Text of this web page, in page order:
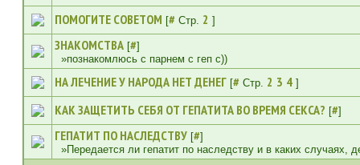
ПОМОГИТЕ СОВЕТОМ [# Стр. 2 ]
ЗНАКОМСТВА [#]
»познакомлюсь с парнем с геп с))
НА ЛЕЧЕНИЕ У НАРОДА НЕТ ДЕНЕГ [# Стр. 2 3 4 ]
КАК ЗАЩЕТИТЬ СЕБЯ ОТ ГЕПАТИТА ВО ВРЕМЯ СЕКСА? [#]
ГЕПАТИТ ПО НАСЛЕДСТВУ [#]
»Передается ли гепатит по наследству и в каких случаях,